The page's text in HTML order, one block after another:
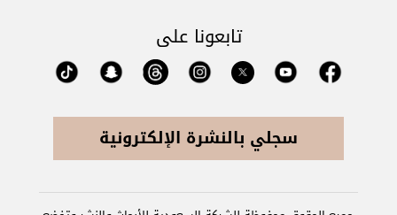
تابعونا على
سجلي بالنشرة الإلكترونية